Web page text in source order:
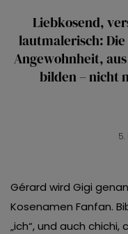
Liebkosend,
lautmalerisch:
Angewohnheit,
bilden – nicht
5.
Gérard wird Gigi
Kosenamen Fanfan.
„ich“, und auch chichi,